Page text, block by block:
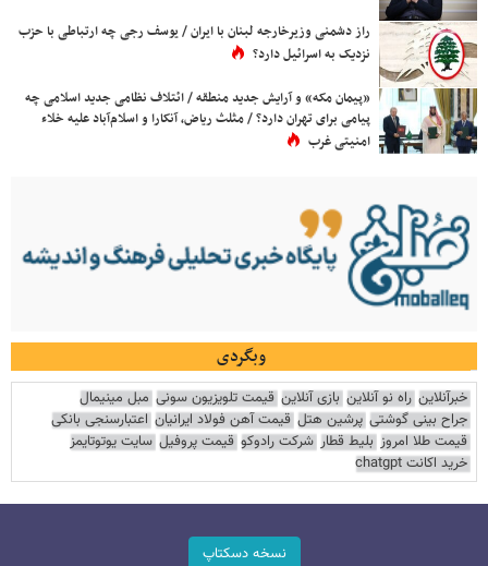
راز دشمنی وزیرخارجه لبنان با ایران / یوسف رجی چه ارتباطی با حزب
نزدیک به اسرائیل دارد؟
«پیمان مکه» و آرایش جدید منطقه / ائتلاف نظامی جدید اسلامی چه
پیامی برای تهران دارد؟ / مثلث ریاض، آنکارا و اسلام‌آباد علیه خلاء
امنیتی غرب
وبگردی
خبرآنلاین راه نو آنلاین بازی آنلاین قیمت تلویزیون سونی مبل مینیمال
جراح بینی گوشتی پرشین هتل قیمت آهن فولاد ایرانیان اعتبارسنجی بانکی
قیمت طلا امروز بلیط قطار شرکت رادوکو قیمت پروفیل سایت یوتوتایمز
خرید اکانت chatgpt
نسخه دسکتاپ